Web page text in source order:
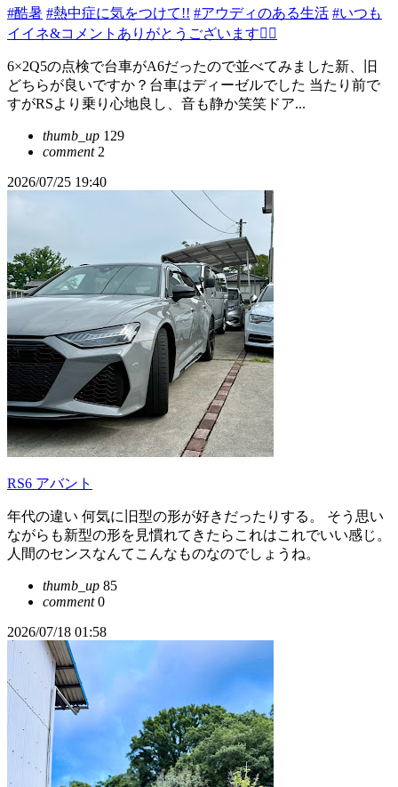
#酷暑 #熱中症に気をつけて!! #アウディのある生活 #いつも
イイネ&コメントありがとうございます🙇‍♂️
6×2Q5の点検で台車がA6だったので並べてみました新、旧
どちらが良いですか？台車はディーゼルでした 当たり前で
すがRSより乗り心地良し、音も静か笑笑ドア...
thumb_up 129
comment2
2026/07/25 19:40
RS6 アバント
年代の違い 何気に旧型の形が好きだったりする。 そう思い
ながらも新型の形を見慣れてきたらこれはこれでいい感じ。
人間のセンスなんてこんなものなのでしょうね。
thumb_up 85
comment0
2026/07/18 01:58